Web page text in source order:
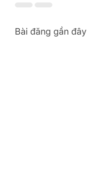
Bài đăng gần đây